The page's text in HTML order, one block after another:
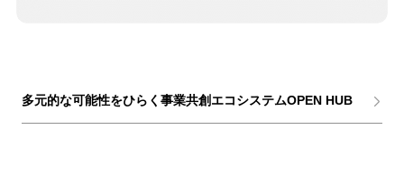
多元的な可能性をひらく事業共創エコシステムOPEN HUB